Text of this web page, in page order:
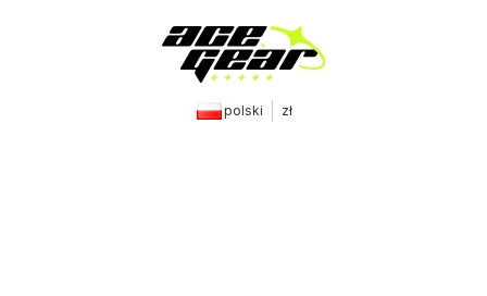
polski zł